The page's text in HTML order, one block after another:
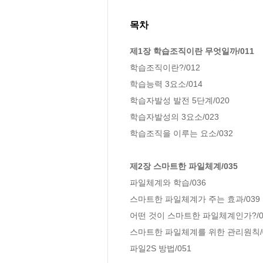
목차
제1장 학습조직이란 무엇일까/011
학습조직이란?/012
학습능력 3요소/014
학습자발성 발전 5단계/020
학습자발성의 3요소/023
학습조직을 이루는 요소/032
제2장 스마트한 파일체계/035
파일체계와 학습/036
스마트한 파일체계가 주는 효과/039
어떤 것이 스마트한 파일체계인가?/
스마트한 파일체계를 위한 관리원칙
파일2S 방법/051